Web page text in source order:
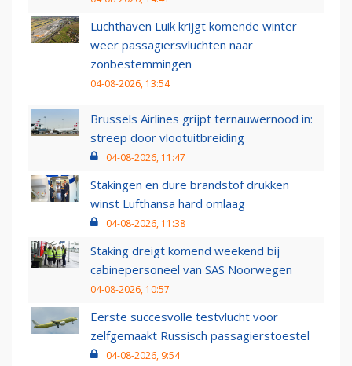
Luchthaven Luik krijgt komende winter
weer passagiersvluchten naar
zonbestemmingen
04-08-2026, 13:54
Brussels Airlines grijpt ternauwernood in:
streep door vlootuitbreiding
04-08-2026, 11:47
Stakingen en dure brandstof drukken
winst Lufthansa hard omlaag
04-08-2026, 11:38
Staking dreigt komend weekend bij
cabinepersoneel van SAS Noorwegen
04-08-2026, 10:57
Eerste succesvolle testvlucht voor
zelfgemaakt Russisch passagierstoestel
04-08-2026, 9:54